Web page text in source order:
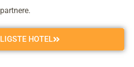
HOTEL